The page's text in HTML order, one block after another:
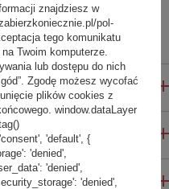
znajdziesz w
pol-
tego komunikatu
Twoim komputerze.
lub dostępu do nich
Zgodę możesz wycofać
plików cookies z
window.dataLayer
'default', {
'denied',
'denied',
'denied',